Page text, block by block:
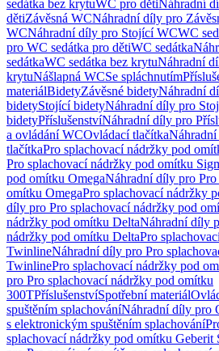
sedátka bez krytuWC pro dětiNáhradní
dětiZávěsná WCNáhradní díly pro
WCNáhradní díly pro Stojící WCWC
pro WC sedátka pro dětiWC sedátka
sedátkaWC sedátka bez krytuNáhradní
krytuNášlapná WCSe spláchnutím
materiálBidetyZávěsné bidetyNáhradní
bidetyStojící bidetyNáhradní díly pro
bidetyPříslušenstvíNáhradní díly pro
a ovládání WCOvládací tlačítka
tlačítkaPro splachovací nádržky pod
Pro splachovací nádržky pod omítku
pod omítku OmegaNáhradní díly pro
omítku OmegaPro splachovací nádržky
díly pro Pro splachovací nádržky pod
nádržky pod omítku DeltaNáhradní díly
nádržky pod omítku DeltaPro
TwinlineNáhradní díly pro Pro
TwinlinePro splachovací nádržky pod
pro Pro splachovací nádržky pod omítku
300TPříslušenstvíSpotřební materiál
spuštěním splachováníNáhradní díly pro
s elektronickým spuštěním splachování
splachovací nádržky pod omítku Geberit